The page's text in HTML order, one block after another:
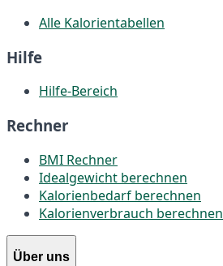
Alle Kalorientabellen
Hilfe
Hilfe-Bereich
Rechner
BMI Rechner
Idealgewicht berechnen
Kalorienbedarf berechnen
Kalorienverbrauch berechnen
Über uns